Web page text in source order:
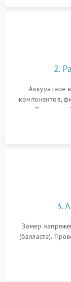
2.
Аккуратное
компонентов,
пыли.
материнской
3.
Замер
(балласте).
или